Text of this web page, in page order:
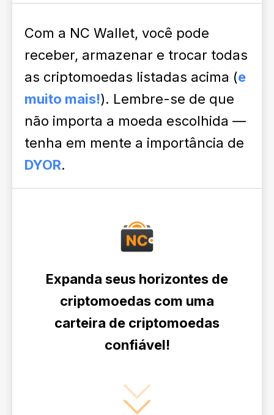
Com a NC Wallet, você pode
receber, armazenar e trocar todas
as criptomoedas listadas acima (e
muito mais!). Lembre-se de que
não importa a moeda escolhida —
tenha em mente a importância de
DYOR.
Expanda seus horizontes de
criptomoedas com uma
carteira de criptomoedas
confiável!